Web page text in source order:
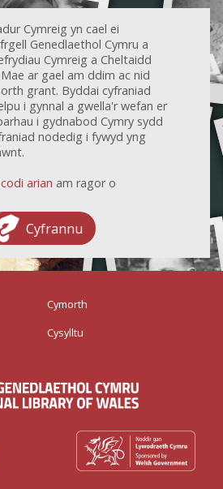
Cymreig yn cael ei
Genedlaethol Cymru a
Cymreig a Cheltaidd
ar gael am ddim ac nid
grant. Byddai cyfraniad
i gynnal a gwella'r wefan er
i gydnabod Cymry sydd
nodedig i fywyd yng
arian am ragor o
Cyfrannu
Cymorth
Cysylltu